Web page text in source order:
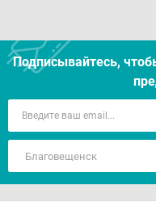
Подписывайтесь,